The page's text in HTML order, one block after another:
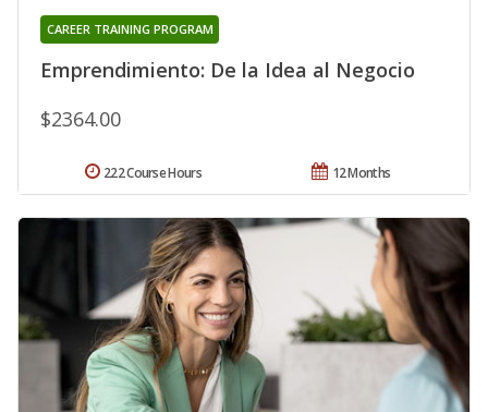
Emprendimiento: De la Idea al Negocio
CAREER TRAINING PROGRAM
$2364.00
12 Months
222 Course Hours